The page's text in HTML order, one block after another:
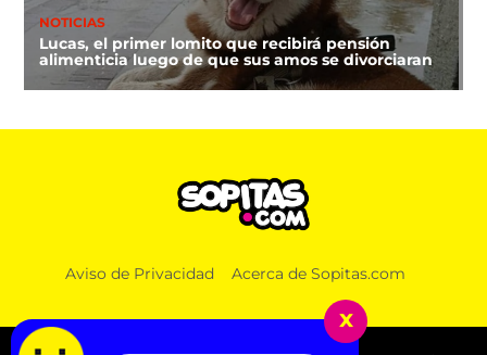
NOTICIAS
Lucas, el primer lomito que recibirá pensión
alimenticia luego de que sus amos se divorciaran
Aviso de Privacidad Acerca de Sopitas.com
x